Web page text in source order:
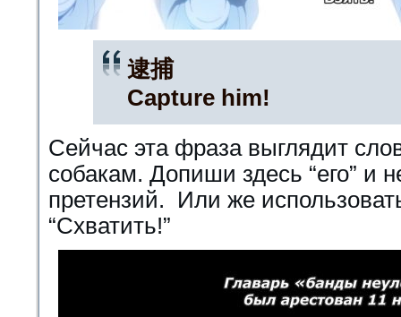
逮捕
Capture him!
Сейчас эта фраза выглядит
собакам. Допиши здесь “его” и
претензий. Или же
“Схватить!”